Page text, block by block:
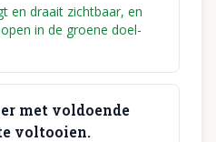
en draait zichtbaar, en
in de groene doel-
met voldoende
voltooien.